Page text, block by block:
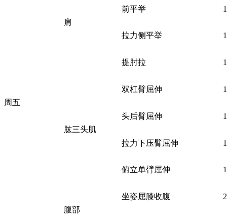
周五
肩
前平举
拉力侧平举
提肘拉
肱三头肌
双杠臂屈伸
头后臂屈伸
拉力下压臂屈伸
俯立单臂屈伸
腹部
坐姿屈膝收腹